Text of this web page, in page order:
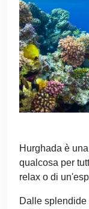
Hurghada è
qualcosa per
relax o di
Dalle